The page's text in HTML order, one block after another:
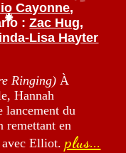
Cayonne,
:Zac Hug,
Lisa Hayter
Ringing) À
Hannah
lancement du
remettant en
avec Elliot.plus...